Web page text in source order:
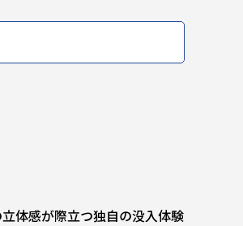
体感が際立つ独自の没入体験